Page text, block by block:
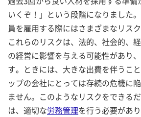
いくぞ！」という段階になりました
員を雇用する際にはさまざまなリス
これらのリスクは、法的、社会的、
の経営に影響を与える可能性があり
す。ときには、大きな出費を伴うこ
ップの会社にとっては存続の危機に
ません。このようなリスクをできる
は、適切な労務管理を行う必要があり